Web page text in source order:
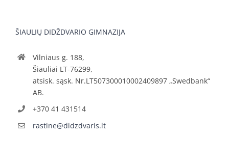
ŠIAULIŲ DIDŽDVARIO GIMNAZIJA
Vilniaus g. 188,
Šiauliai LT-76299,
atsisk. sąsk. Nr.LT507300010002409897 „Swedbank“
AB.
+370 41 431514
rastine@didzdvaris.lt